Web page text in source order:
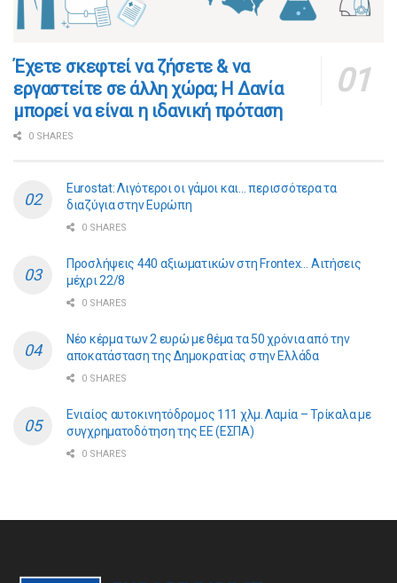
​​Έχετε σκεφτεί να ζήσετε & να
εργαστείτε σε άλλη χώρα; Η Δανία
μπορεί να είναι η ιδανική πρόταση
0 SHARES
Eurostat: Λιγότεροι οι γάμοι και… περισσότερα τα
διαζύγια στην Ευρώπη
0 SHARES
Προσλήψεις 440 αξιωματικών στη Frontex… Αιτήσεις
μέχρι 22/8
0 SHARES
Νέο κέρμα των 2 ευρώ με θέμα τα 50 χρόνια από την
αποκατάσταση της Δημοκρατίας στην Ελλάδα
0 SHARES
Ενιαίος αυτοκινητόδρομος 111 χλμ. Λαμία – Τρίκαλα με
συγχρηματοδότηση της ΕE (ΕΣΠΑ)
0 SHARES